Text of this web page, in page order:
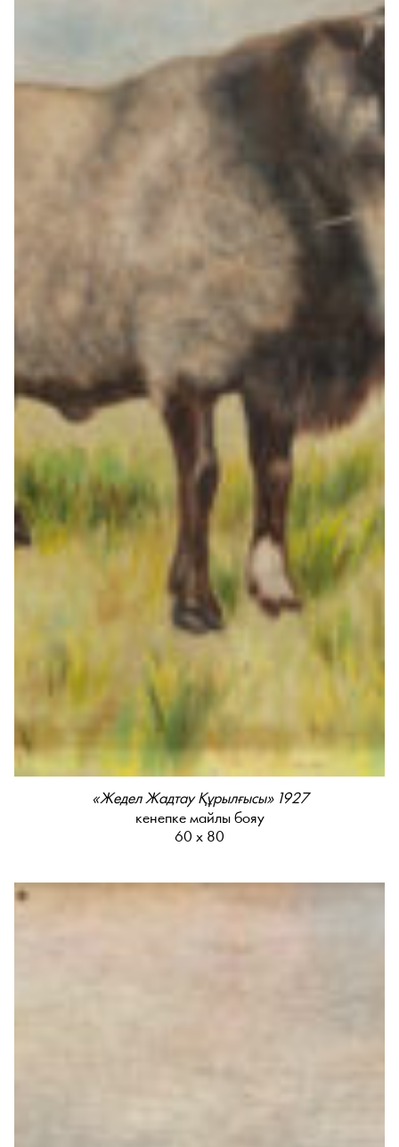
«Жедел Жадтау Құрылғысы» 1927
кенепке майлы бояу
60 х 80